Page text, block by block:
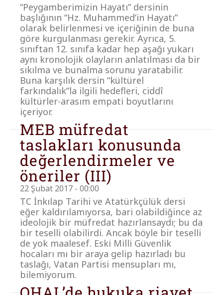
“Peygamberimizin Hayatı” dersinin
başlığının “Hz. Muhammed’in Hayatı”
olarak belirlenmesi ve içeriğinin de buna
göre kurgulanması gerekir. Ayrıca, 5.
sınıftan 12. sınıfa kadar hep aşağı yukarı
aynı kronolojik olayların anlatılması da bir
sıkılma ve bunalma sorunu yaratabilir.
Buna karşılık dersin “kültürel
farkındalık”la ilgili hedefleri, ciddî
kültürler-arasım empati boyutlarını
içeriyor.
MEB müfredat
taslakları konusunda
değerlendirmeler ve
öneriler (III)
22 Şubat 2017 - 00:00
TC İnkılap Tarihi ve Atatürkçülük dersi
eğer kaldırılamıyorsa, bari olabildiğince az
ideolojik bir müfredat hazırlansaydı; bu da
bir teselli olabilirdi. Ancak böyle bir teselli
de yok maalesef. Eski Milli Güvenlik
hocaları mı bir araya gelip hazırladı bu
taslağı, Vatan Partisi mensupları mı,
bilemiyorum.